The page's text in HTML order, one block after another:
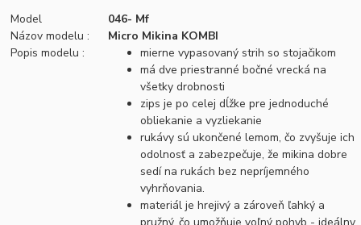
Model
046- Mf
Názov modelu :
Micro Mikina KOMBI
Popis modelu :
mierne vypasovaný strih so stojačikom
má dve priestranné bočné vrecká na
všetky drobnosti
zips je po celej dĺžke pre jednoduché
obliekanie a vyzliekanie
rukávy sú ukončené lemom, čo zvyšuje ich
odolnosť a zabezpečuje, že mikina dobre
sedí na rukách bez nepríjemného
vyhrňovania.
materiál je hrejivý a zároveň ľahký a